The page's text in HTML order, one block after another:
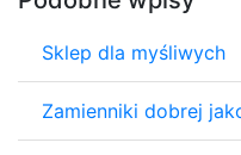
Sklep dla myśliwych
Zamienniki dobrej